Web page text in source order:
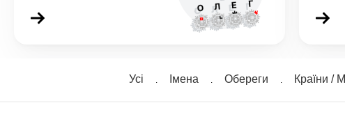
Усі Імена Обереги Країни /